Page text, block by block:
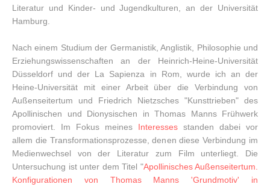
Literatur und Kinder- und Jugendkulturen, an der Universität
Hamburg.
Nach einem Studium der Germanistik, Anglistik, Philosophie und
Erziehungswissenschaften an der Heinrich-Heine-Universität
Düsseldorf und der La Sapienza in Rom, wurde ich an der
Heine-Universität mit einer Arbeit über die Verbindung von
Außenseitertum und Friedrich Nietzsches "Kunsttrieben" des
Apollinischen und Dionysischen in Thomas Manns Frühwerk
promoviert. Im Fokus meines Interesses standen dabei vor
allem die Transformationsprozesse, denen diese Verbindung im
Medienwechsel von der Literatur zum Film unterliegt. Die
Untersuchung ist unter dem Titel "Apollinisches Außenseitertum.
Konfigurationen von Thomas Manns 'Grundmotiv' in